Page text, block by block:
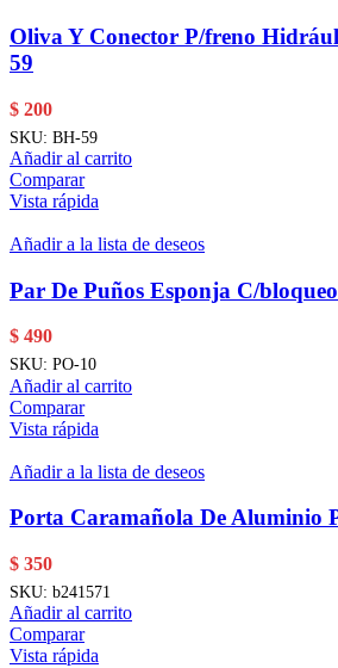
Oliva Y Conector P/freno
59
$ 200
SKU: BH-59
Añadir al carrito
Comparar
Vista rápida
Añadir a la lista de deseos
Par De Puños Esponja C/
$ 490
SKU: PO-10
Añadir al carrito
Comparar
Vista rápida
Añadir a la lista de deseos
Porta Caramañola De Aluminio
$ 350
SKU: b241571
Añadir al carrito
Comparar
Vista rápida